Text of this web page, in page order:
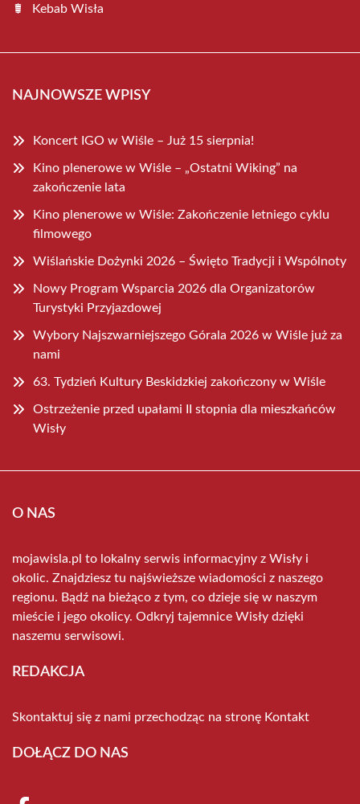
Kebab Wisła
NAJNOWSZE WPISY
Koncert IGO w Wiśle – Już 15 sierpnia!
Kino plenerowe w Wiśle – „Ostatni Wiking” na
zakończenie lata
Kino plenerowe w Wiśle: Zakończenie letniego cyklu
filmowego
Wiślańskie Dożynki 2026 – Święto Tradycji i Wspólnoty
Nowy Program Wsparcia 2026 dla Organizatorów
Turystyki Przyjazdowej
Wybory Najszwarniejszego Górala 2026 w Wiśle już za
nami
63. Tydzień Kultury Beskidzkiej zakończony w Wiśle
Ostrzeżenie przed upałami II stopnia dla mieszkańców
Wisły
O NAS
mojawisla.pl to lokalny serwis informacyjny z Wisły i
okolic. Znajdziesz tu najświeższe wiadomości z naszego
regionu. Bądź na bieżąco z tym, co dzieje się w naszym
mieście i jego okolicy. Odkryj tajemnice Wisły dzięki
naszemu serwisowi.
REDAKCJA
Skontaktuj się z nami przechodząc na stronę Kontakt
DOŁĄCZ DO NAS